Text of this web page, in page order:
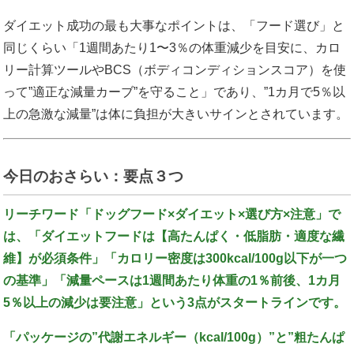
ダイエット成功の最も大事なポイントは、「フード選び」と
同じくらい「1週間あたり1〜3％の体重減少を目安に、カロ
リー計算ツールやBCS（ボディコンディションスコア）を使
って”適正な減量カーブ”を守ること」であり、”1カ月で5％以
上の急激な減量”は体に負担が大きいサインとされています。
今日のおさらい：要点３つ
リーチワード「ドッグフード×ダイエット×選び方×注意」で
は、「ダイエットフードは【高たんぱく・低脂肪・適度な繊
維】が必須条件」「カロリー密度は300kcal/100g以下が一つ
の基準」「減量ペースは1週間あたり体重の1％前後、1カ月
5％以上の減少は要注意」という3点がスタートラインです。
「パッケージの”代謝エネルギー（kcal/100g）”と”粗たんぱ